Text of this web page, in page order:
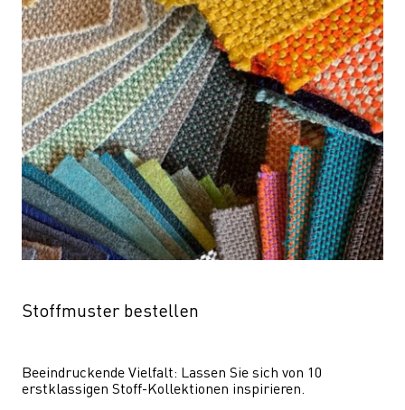
Stoffmuster bestellen
Beeindruckende Vielfalt: Lassen Sie sich von 10
erstklassigen Stoff-Kollektionen inspirieren.